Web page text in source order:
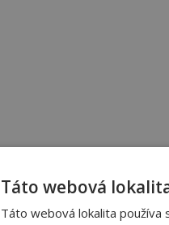
Táto webová
Táto webová lokalita používa